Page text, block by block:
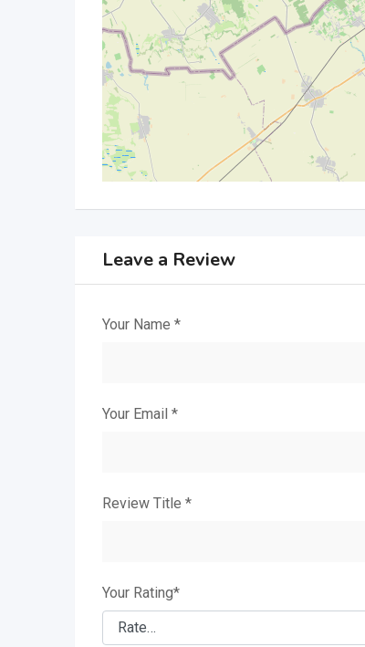
Leave a Review
Your Name *
Your Email *
Review Title *
Your Rating*